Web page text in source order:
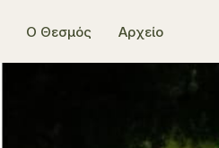
Ο Θεσμός Αρχείο